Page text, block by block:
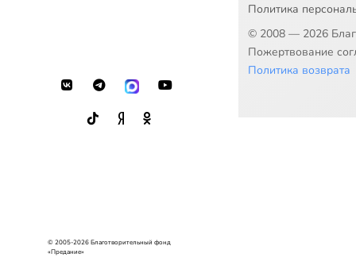
© 2005-2026 Благотворительный фонд
«Предание»
Политика
© 2008 — 2026
Пожертвование
Политика возврата